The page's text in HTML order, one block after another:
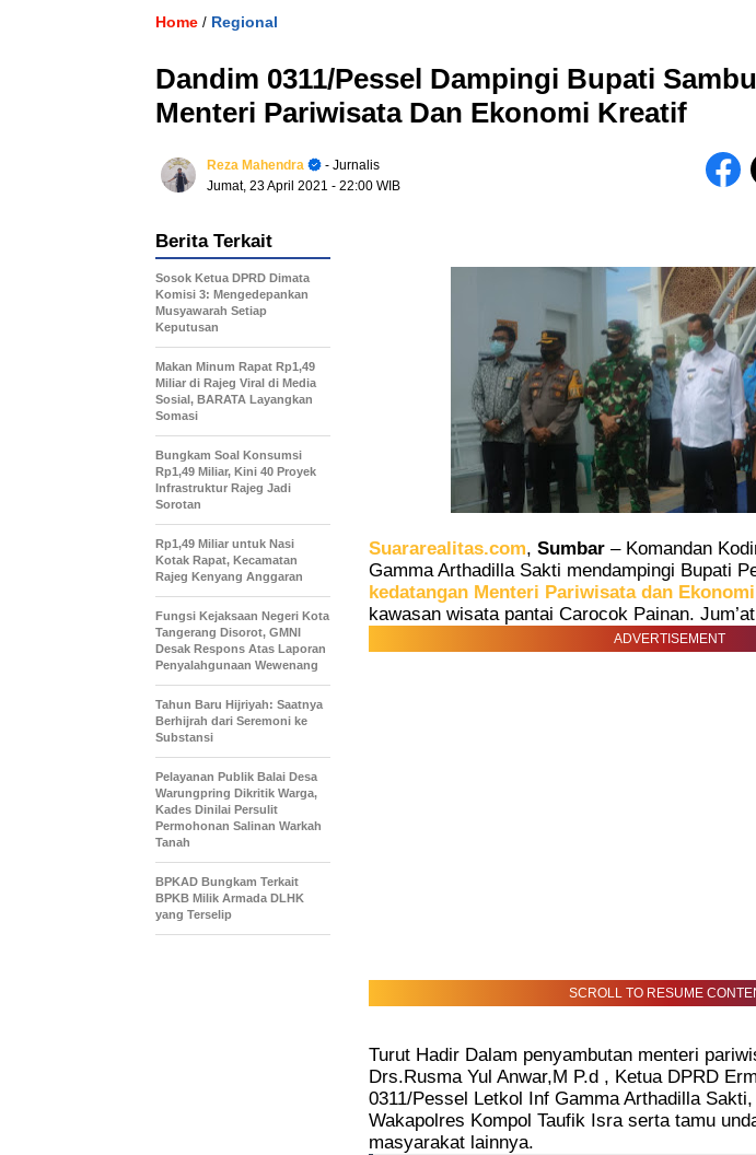
Home / Regional
Dandim 0311/Pessel Dampingi Bupati
Menteri Pariwisata Dan Ekonomi Kreatif
Reza Mahendra
- Jurnalis
Jumat, 23 April 2021 - 22:00 WIB
Suararealitas.com, Sumbar – Komandan
Gamma Arthadilla Sakti mendampingi Bupati
kedatangan Menteri Pariwisata dan
kawasan wisata pantai Carocok Painan.
ADVERTISEMENT
SCROLL TO RESUME
Turut Hadir Dalam penyambutan menteri
Drs.Rusma Yul Anwar,M P.d , Ketua DPRD
0311/Pessel Letkol Inf Gamma Arthadilla
Wakapolres Kompol Taufik Isra serta tamu
masyarakat lainnya.
Berita Terkait
Sosok Ketua DPRD Dimata
Komisi 3: Mengedepankan
Musyawarah Setiap
Keputusan
Makan Minum Rapat Rp1,49
Miliar di Rajeg Viral di Media
Sosial, BARATA Layangkan
Somasi
Bungkam Soal Konsumsi
Rp1,49 Miliar, Kini 40 Proyek
Infrastruktur Rajeg Jadi
Sorotan
Rp1,49 Miliar untuk Nasi
Kotak Rapat, Kecamatan
Rajeg Kenyang Anggaran
Fungsi Kejaksaan Negeri Kota
Tangerang Disorot, GMNI
Desak Respons Atas Laporan
Penyalahgunaan Wewenang
Tahun Baru Hijriyah: Saatnya
Berhijrah dari Seremoni ke
Substansi
Pelayanan Publik Balai Desa
Warungpring Dikritik Warga,
Kades Dinilai Persulit
Permohonan Salinan Warkah
Tanah
BPKAD Bungkam Terkait
BPKB Milik Armada DLHK
yang Terselip